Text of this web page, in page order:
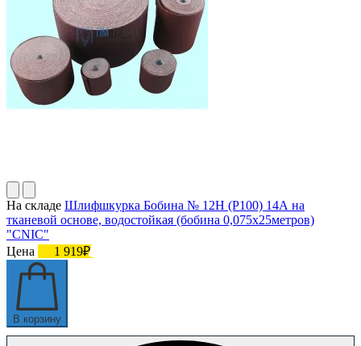
На складе Шлифшкурка Бобина № 12Н (P100) 14А на
тканевой основе, водостойкая (бобина 0,075х25метров)
"CNIC"
Цена
1 919₽
В корзину